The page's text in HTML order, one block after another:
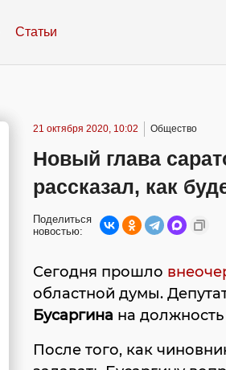
Статьи
21 октября 2020, 10:02 Общество
Новый глава
рассказал, как
Поделиться
новостью:
Сегодня прошло
областной думы.
Бусаргина на
После того, как